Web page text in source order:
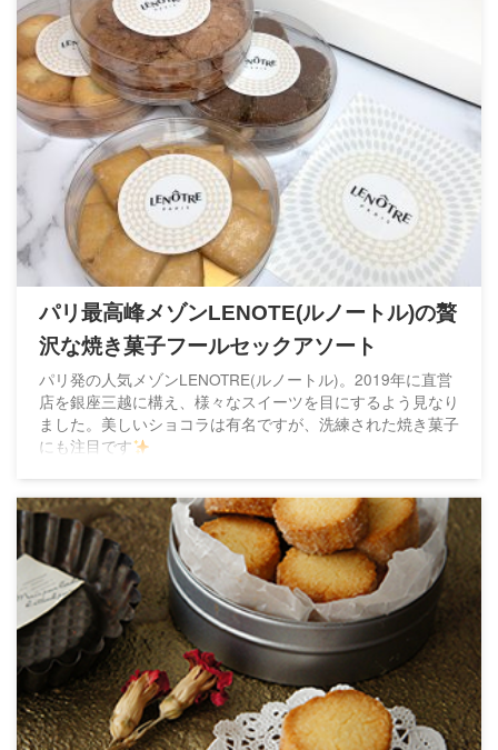
パリ最高峰メゾンLENOTE(ルノートル)の贅
沢な焼き菓子フールセックアソート
パリ発の人気メゾンLENOTRE(ルノートル)。2019年に直営
店を銀座三越に構え、様々なスイーツを目にするよう見なり
ました。美しいショコラは有名ですが、洗練された焼き菓子
にも注目です